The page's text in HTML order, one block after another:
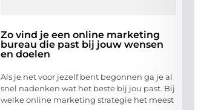
Zo vind je een online marketing
bureau die past bij jouw wensen
en doelen
Als je net voor jezelf bent begonnen ga je al
snel nadenken wat het beste bij jou past. Bij
welke online marketing strategie het meest